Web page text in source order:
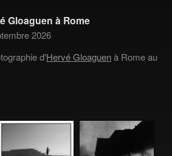
Gloaguen à Rome
2026
d'Hervé Gloaguenà Rome au